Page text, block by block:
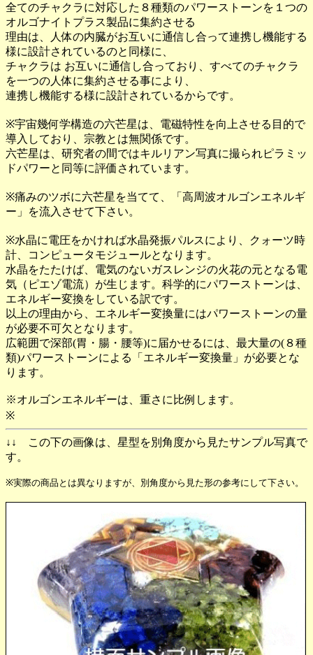
全てのチャクラに対応した８種類のパワーストーンを１つの
オルゴナイトプラス製品に集約させる
理由は、人体の内臓がお互いに通信し合って連携し機能する
様に設計されているのと同様に、
チャクラは お互いに通信し合っており、すべてのチャクラ
を一つの人体に集約させる事により、
連携し機能する様に設計されているからです。
※宇宙幾何学構造の六芒星は、電磁特性を向上させる目的で
導入しており、宗教とは無関係です。
六芒星は、研究者の間ではキルリアン写真に撮られピラミッ
ドパワーと同等に評価されています。
※痛みのツボに六芒星を当てて、「高周波オルゴンエネルギ
ー」を流入させて下さい。
※水晶に電圧をかければ水晶発振パルスにより、クォーツ時
計、コンピュータモジュールとなります。
水晶をたたけば、電気のないガスレンジの火花の元となる電
気（ピエゾ電流）が生じます。科学的にパワーストーンは、
エネルギー変換をしている訳です。
以上の理由から、エネルギー変換量にはパワーストーンの量
が必要不可欠となります。
広範囲で深部(胃・腸・腰等)に届かせるには、最大量の(８種
類)パワーストーンによる「エネルギー変換量」が必要とな
ります。
※オルゴンエネルギーは、重さに比例します。
※
↓↓ この下の画像は、星型を別角度から見たサンプル写真で
す。
※実際の商品とは異なりますが、別角度から見た形の参考にして下さい。